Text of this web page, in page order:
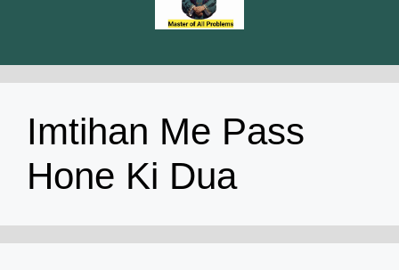
Imtihan Me Pass
Hone Ki Dua